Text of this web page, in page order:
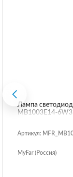
Лампа
MB1003E14-
Артикул:
MyFar (Россия)